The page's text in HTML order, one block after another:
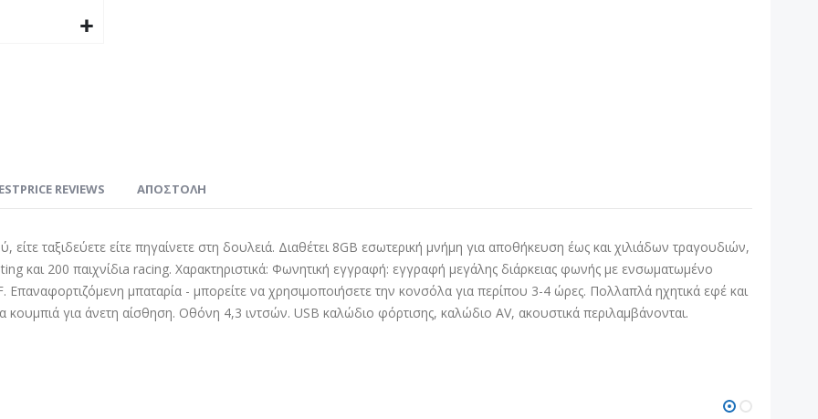
ταξιδεύετε είτε πηγαίνετε στη δουλειά. Διαθέτει 8GB εσωτερική μνήμη για αποθήκευση έως και χιλιάδων τραγουδιών,
και 200 παιχνίδιa racing. Χαρακτηριστικά: Φωνητική εγγραφή: εγγραφή μεγάλης διάρκειας φωνής με ενσωματωμένο
Επαναφορτιζόμενη μπαταρία - μπορείτε να χρησιμοποιήσετε την κονσόλα για περίπου 3-4 ώρες. Πολλαπλά ηχητικά εφέ και
για άνετη αίσθηση. Οθόνη 4,3 ιντσών. USB καλώδιο φόρτισης, καλώδιο AV, ακουστικά περιλαμβάνονται.
REVIEWS ΑΠΟΣΤΟΛΗ